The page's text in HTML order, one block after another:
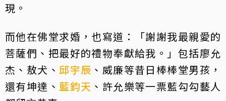
現。
而他在佛堂求婚，也寫道：「謝謝我最親愛的
菩薩們、把最好的禮物奉獻給我。」包括廖允
杰、敖犬、邱宇辰 、威廉等昔日棒棒堂男孩，
還有坤達、藍鈞天 、許允樂等一票藍勾勾藝人